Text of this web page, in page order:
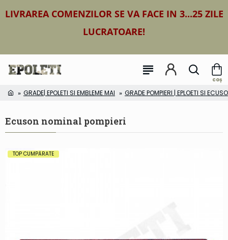
LIVRAREA COMENZILOR SE VA FACE IN 3...25 ZILE
LUCRATOARE!
GRADE| EPOLETI SI EMBLEME MAI GRADE POMPIERI | EPLOETI SI
Ecuson nominal pompieri
TOP CUMPĂRATE